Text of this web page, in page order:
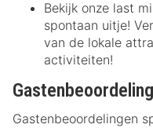
Bekijk onze last
spontaan uitje!
van de lokale
activiteiten!
Gastenbeoordelingen